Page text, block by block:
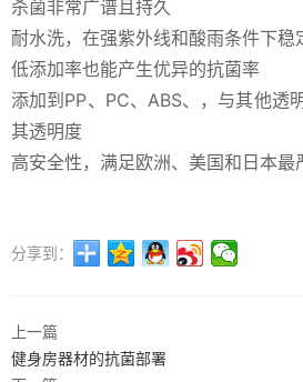
杀菌非常广谱且持久
耐水洗，在强紫外线和酸雨条件下稳
低添加率也能产生优异的抗菌率
添加到PP、PC、ABS、，与其他透
其透明度
高安全性，满足欧洲、美国和日本最
分享到：
上一篇
健身房器材的抗菌部署